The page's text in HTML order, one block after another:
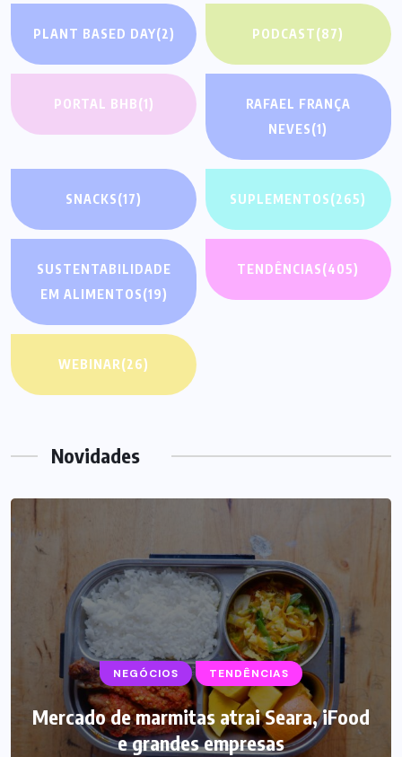
PLANT BASED DAY(2) PODCAST(87)
PORTAL BHB(1)
RAFAEL FRANÇA
NEVES(1)
SNACKS(17) SUPLEMENTOS(265)
SUSTENTABILIDADE
EM ALIMENTOS(19)
TENDÊNCIAS(405)
WEBINAR(26)
Novidades
NEGÓCIOS TENDÊNCIAS
Mercado de marmitas atrai Seara, iFood
e grandes empresas
SUPLEMENTOS
Caffeine Army lança campanha para o
Dia dos Pais